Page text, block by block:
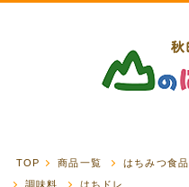
TOP 商品一覧 はちみつ食品
調味料
はちドレ